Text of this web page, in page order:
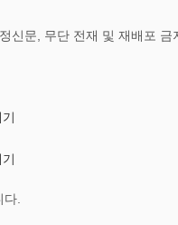
신문, 무단 전재 및 재배포 금
다.